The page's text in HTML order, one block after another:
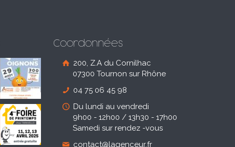
Coordonnées
200, Z.A du Cornilhac
07300 Tournon sur Rhône
04 75 06 45 98
Du lundi au vendredi
9h00 - 12h00 / 13h30 - 17h00
Samedi sur rendez -vous
contact@lagenceur.fr